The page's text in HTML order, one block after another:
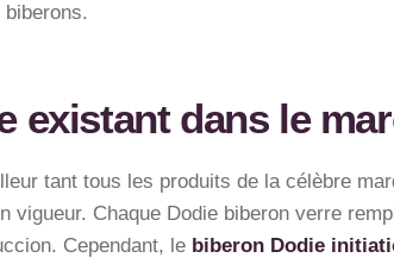
existant dans le
tant tous les produits de la célèbre
vigueur. Chaque Dodie biberon verre
Cependant, le biberon Dodie